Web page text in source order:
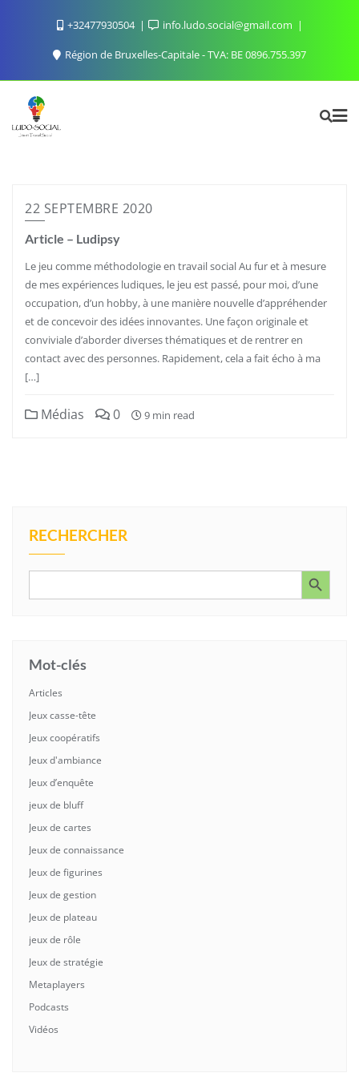
+32477930504 info.ludo.social@gmail.com
Région de Bruxelles-Capitale - TVA: BE 0896.755.397
22 SEPTEMBRE 2020
Article – Ludipsy
Le jeu comme méthodologie en travail social Au fur et à mesure
de mes expériences ludiques, le jeu est passé, pour moi, d’une
occupation, d’un hobby, à une manière nouvelle d’appréhender
et de concevoir des idées innovantes. Une façon originale et
conviviale d’aborder diverses thématiques et de rentrer en
contact avec des personnes. Rapidement, cela a fait écho à ma
[…]
Médias 0 9 min read
RECHERCHER
Search Search Button
Mot-clés
Articles
Jeux casse-tête
Jeux coopératifs
Jeux d'ambiance
Jeux d’enquête
jeux de bluff
Jeux de cartes
Jeux de connaissance
Jeux de figurines
Jeux de gestion
Jeux de plateau
jeux de rôle
Jeux de stratégie
Metaplayers
Podcasts
Vidéos